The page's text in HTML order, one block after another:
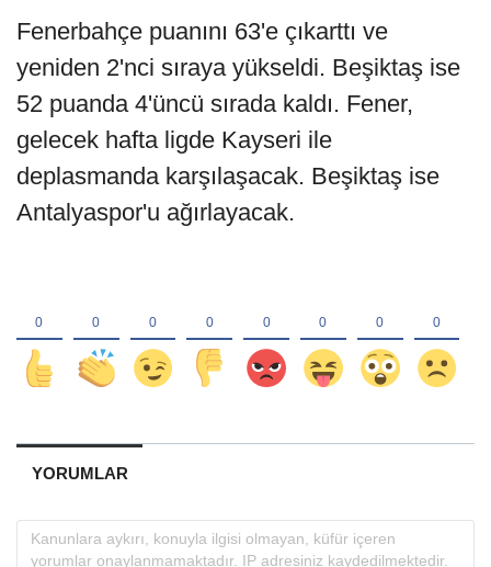
Fenerbahçe puanını 63'e çıkarttı ve
yeniden 2'nci sıraya yükseldi. Beşiktaş ise
52 puanda 4'üncü sırada kaldı. Fener,
gelecek hafta ligde Kayseri ile
deplasmanda karşılaşacak. Beşiktaş ise
Antalyaspor'u ağırlayacak.
YORUMLAR